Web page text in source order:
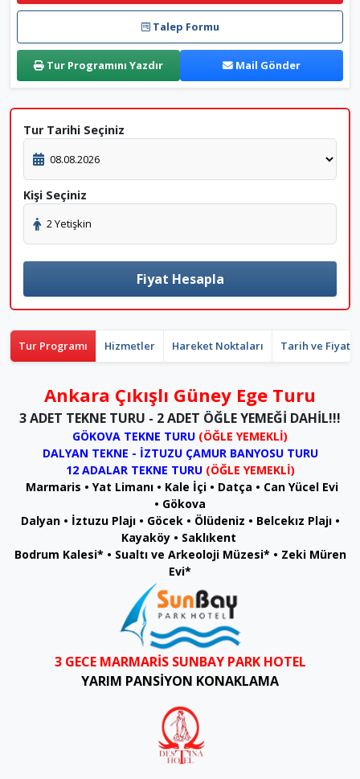
Talep Formu
Tur Programını Yazdır Mail Gönder
Tur Tarihi Seçiniz
Kişi Seçiniz
Fiyat Hesapla
Tur Programı Hizmetler Hareket Noktaları Tarih ve Fiyat
Ankara Çıkışlı Güney Ege Turu
3 ADET TEKNE TURU - 2 ADET ÖĞLE YEMEĞİ DAHİL!!!
GÖKOVA TEKNE TURU (ÖĞLE YEMEKLİ)
DALYAN TEKNE - İZTUZU ÇAMUR BANYOSU TURU
12 ADALAR TEKNE TURU (ÖĞLE YEMEKLİ)
Marmaris • Yat Limanı • Kale İçi • Datça • Can Yücel Evi
• Gökova
Dalyan • İztuzu Plajı • Göcek • Ölüdeniz • Belcekız Plajı •
Kayaköy • Saklıkent
Bodrum Kalesi* • Sualtı ve Arkeoloji Müzesi* • Zeki Müren
Evi*
3 GECE MARMARİS SUNBAY PARK HOTEL
YARIM PANSİYON KONAKLAMA